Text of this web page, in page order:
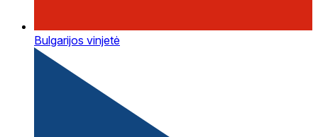
Bulgarijos vinjetė